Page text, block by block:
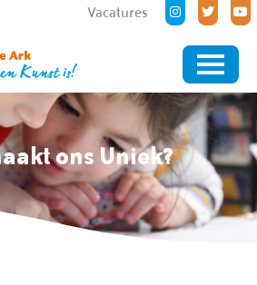
Vacatures
ons Uniek?